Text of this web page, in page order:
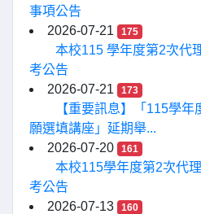
事項公告
2026-07-21
175
本校115 學年度第2次代
考公告
2026-07-21
173
【重要訊息】「115學
願選填講座」延期舉...
2026-07-20
161
本校115學年度第2次代
考公告
2026-07-13
160